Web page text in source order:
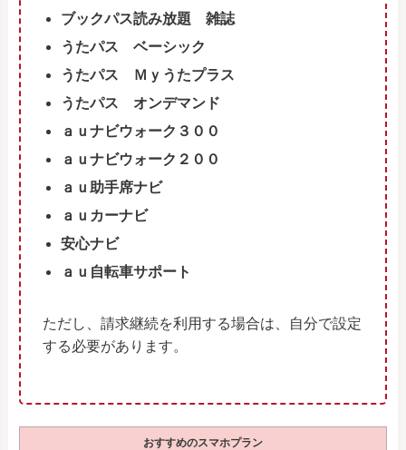
ブックパス読み放題 雑誌
うたパス ベーシック
うたパス Ｍｙうたプラス
うたパス オンデマンド
ａｕナビウォーク３００
ａｕナビウォーク２００
ａｕ助手席ナビ
ａｕカーナビ
安心ナビ
ａｕ自転車サポート
ただし、請求継続を利用する場合は、自分で設定
する必要があります。
おすすめのスマホプラン